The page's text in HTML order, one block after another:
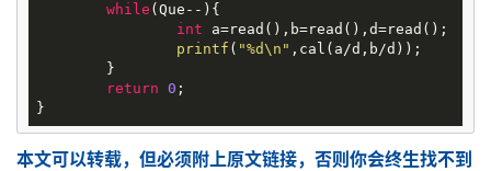
while (Que--){
int a=read(),b=read(),d=read();
printf ( "%d\n" ,cal(a/d,b/d));
return 0 ;
本文可以转载，但必须附上原文链接，否则你会终生找不到